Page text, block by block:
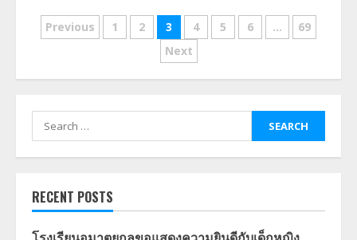
Posts
Previous 1 2 3 4 5 6 …
69
Next
Search
for:
RECENT POSTS